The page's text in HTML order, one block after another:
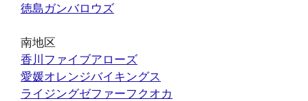
徳島ガンバロウズ
南地区
香川ファイブアローズ
愛媛オレンジバイキングス
ライジングゼファーフクオカ